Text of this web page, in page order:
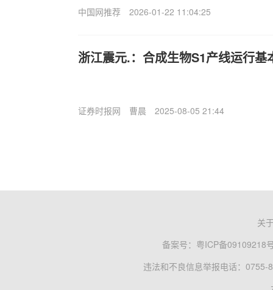
中国网推荐 2026-01-22 11:04:25
浙江震元.：合成生物S1产线运行基
证券时报网 曹晨 2025-08-05 21:44
关
备案号： 粤ICP备09109218
违法和不良信息举报电话：0755-